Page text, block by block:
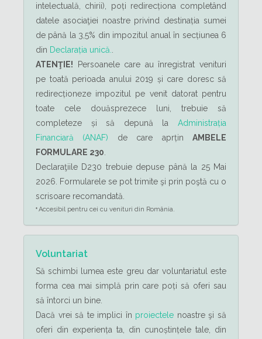
intelectuală, chirii), poți redirecționa completând
datele asociaţiei noastre privind destinația sumei
de până la 3,5% din impozitul anual în secțiunea 6
din Declarația unică.
ATENŢIE! Persoanele care au înregistrat venituri
pe toată perioada anului 2019 și care doresc să
redirecționeze impozitul pe venit datorat pentru
toate cele douăsprezece luni, trebuie să
completeze și să depună la Administrația
Financiară (ANAF) de care aprținAMBELE
FORMULARE 230
Declaraţiile D230 trebuie depuse până la 25 Mai
2026. Formularele se pot trimite şi prin poştă cu o
scrisoare recomandată.
*Accesibil pentru cei cu venituri din România.
Voluntariat
Să schimbi lumea este greu dar voluntariatul este
forma cea mai simplă prin care poți să oferi sau
să întorci un bine.
Dacă vrei să te implici în proiectele noastre şi să
oferi din experiența ta, din cunoștințele tale, din